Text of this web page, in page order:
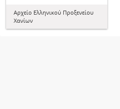
Αρχείο Ελληνικού Προξενείου
Χανίων